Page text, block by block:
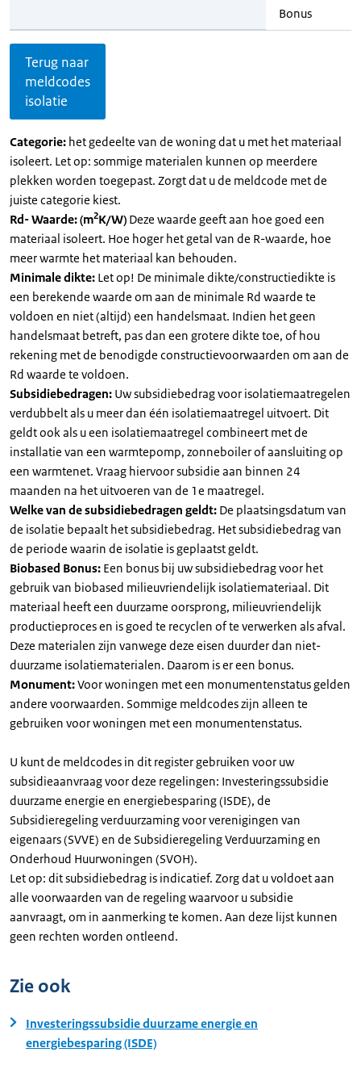
Bonus
Terug naar
meldcodes
isolatie
Categorie: het gedeelte van de woning dat u met het materiaal
isoleert. Let op: sommige materialen kunnen op meerdere
plekken worden toegepast. Zorgt dat u de meldcode met de
juiste categorie kiest.
Rd- Waarde: (m2K/W) Deze waarde geeft aan hoe goed een
materiaal isoleert. Hoe hoger het getal van de R-waarde, hoe
meer warmte het materiaal kan behouden.
Minimale dikte: Let op! De minimale dikte/constructiedikte is
een berekende waarde om aan de minimale Rd waarde te
voldoen en niet (altijd) een handelsmaat. Indien het geen
handelsmaat betreft, pas dan een grotere dikte toe, of hou
rekening met de benodigde constructievoorwaarden om aan de
Rd waarde te voldoen.
Subsidiebedragen: Uw subsidiebedrag voor isolatiemaatregelen
verdubbelt als u meer dan één isolatiemaatregel uitvoert. Dit
geldt ook als u een isolatiemaatregel combineert met de
installatie van een warmtepomp, zonneboiler of aansluiting op
een warmtenet. Vraag hiervoor subsidie aan binnen 24
maanden na het uitvoeren van de 1e maatregel.
Welke van de subsidiebedragen geldt: De plaatsingsdatum van
de isolatie bepaalt het subsidiebedrag. Het subsidiebedrag van
de periode waarin de isolatie is geplaatst geldt.
Biobased Bonus: Een bonus bij uw subsidiebedrag voor het
gebruik van biobased milieuvriendelijk isolatiemateriaal. Dit
materiaal heeft een duurzame oorsprong, milieuvriendelijk
productieproces en is goed te recyclen of te verwerken als afval.
Deze materialen zijn vanwege deze eisen duurder dan niet-
duurzame isolatiematerialen. Daarom is er een bonus.
Monument:Voor woningen met een monumentenstatus gelden
andere voorwaarden. Sommige meldcodes zijn alleen te
gebruiken voor woningen met een monumentenstatus.
U kunt de meldcodes in dit register gebruiken voor uw
subsidieaanvraag voor deze regelingen: Investeringssubsidie
duurzame energie en energiebesparing (ISDE), de
Subsidieregeling verduurzaming voor verenigingen van
eigenaars (SVVE) en de Subsidieregeling Verduurzaming en
Onderhoud Huurwoningen (SVOH).
Let op: dit subsidiebedrag is indicatief. Zorg dat u voldoet aan
alle voorwaarden van de regeling waarvoor u subsidie
aanvraagt, om in aanmerking te komen. Aan deze lijst kunnen
geen rechten worden ontleend.
Zie ook
Investeringssubsidie duurzame energie en
energiebesparing (ISDE)